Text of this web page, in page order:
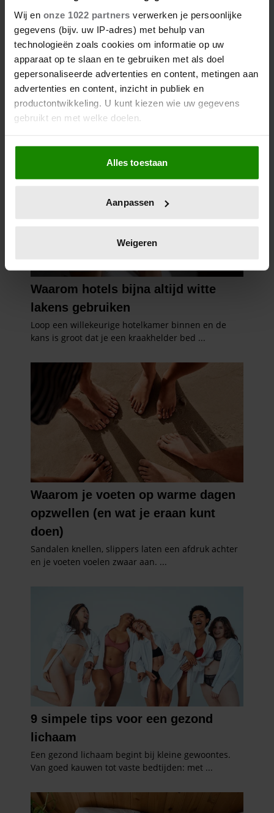
Wij en onze 1022 partners verwerken je persoonlijke
gegevens (bijv. uw IP-adres) met behulp van
technologieën zoals cookies om informatie op uw
apparaat op te slaan en te gebruiken met als doel
gepersonaliseerde advertenties en content, metingen aan
advertenties en content, inzicht in publiek en
productontwikkeling. U kunt kiezen wie uw gegevens
gebruikt en met welke doelen.
Als u het toestaat, willen we ook graag:
Informatie verzamelen over uw geografische
locatie, die tot een paar meter nauwkeurig kan zijn
scannen op specifieke eigenschappen (fingerprinting)
verwerkt en stel uw voorkeuren in het
intrekken in de Cookieverklaring.
We gebruiken cookies om content en advertenties te
personaliseren, om functies voor social media te bieden
en om ons websiteverkeer te analyseren. Ook delen we
informatie over uw gebruik van onze site met onze
partners kunnen deze gegevens combineren met andere
informatie die u aan ze heeft verstrekt of die ze hebben
verzameld op basis van uw gebruik van hun services. U
gaat akkoord met onze cookies als u onze website blijft
Alles toestaan
Aanpassen
Weigeren